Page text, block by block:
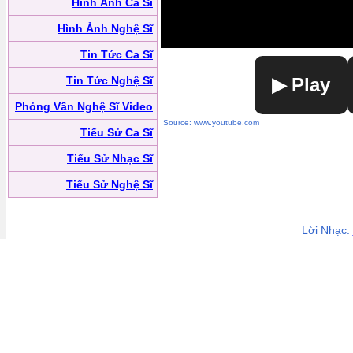
Hình Ảnh Nghệ Sĩ
Tin Tức Ca Sĩ
Tin Tức Nghệ Sĩ
Phỏng Vấn Nghệ Sĩ Video
Tiểu Sử Ca Sĩ
Tiểu Sử Nhạc Sĩ
Tiểu Sử Nghệ Sĩ
▶ Play
Source: www.youtube.com
Lời Nhạc: